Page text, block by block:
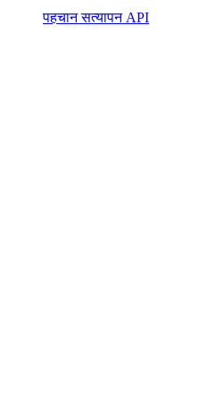
पहचान सत्यापन API